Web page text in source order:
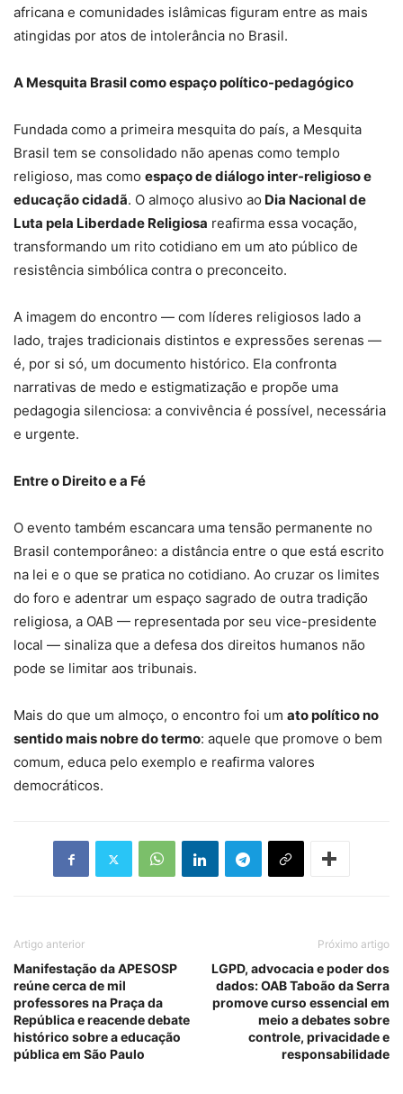
africana e comunidades islâmicas figuram entre as mais
atingidas por atos de intolerância no Brasil.
A Mesquita Brasil como espaço político-pedagógico
Fundada como a primeira mesquita do país, a Mesquita
Brasil tem se consolidado não apenas como templo
religioso, mas como espaço de diálogo inter-religioso e
educação cidadã. O almoço alusivo ao Dia Nacional de
Luta pela Liberdade Religiosa reafirma essa vocação,
transformando um rito cotidiano em um ato público de
resistência simbólica contra o preconceito.
A imagem do encontro — com líderes religiosos lado a
lado, trajes tradicionais distintos e expressões serenas —
é, por si só, um documento histórico. Ela confronta
narrativas de medo e estigmatização e propõe uma
pedagogia silenciosa: a convivência é possível, necessária
e urgente.
Entre o Direito e a Fé
O evento também escancara uma tensão permanente no
Brasil contemporâneo: a distância entre o que está escrito
na lei e o que se pratica no cotidiano. Ao cruzar os limites
do foro e adentrar um espaço sagrado de outra tradição
religiosa, a OAB — representada por seu vice-presidente
local — sinaliza que a defesa dos direitos humanos não
pode se limitar aos tribunais.
Mais do que um almoço, o encontro foi um ato político no
sentido mais nobre do termo: aquele que promove o bem
comum, educa pelo exemplo e reafirma valores
democráticos.
Artigo anterior
Manifestação da APESOSP
reúne cerca de mil
professores na Praça da
República e reacende debate
histórico sobre a educação
pública em São Paulo
Próximo artigo
LGPD, advocacia e poder dos
dados: OAB Taboão da Serra
promove curso essencial em
meio a debates sobre
controle, privacidade e
responsabilidade